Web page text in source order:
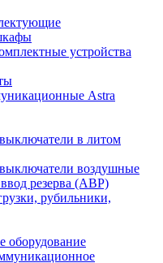
устройства
Astra
в литом
воздушные
резерва (АВР)
рубильники,
оборудование